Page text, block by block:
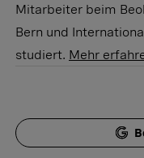
Mitarbeiter beim
Bern und
studiert. Mehr